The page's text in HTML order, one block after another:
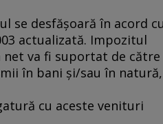
se desfăşoară în acord
actualizată. Impozitul
net va fi suportat de către
în bani şi/sau în natură,
cu aceste venituri